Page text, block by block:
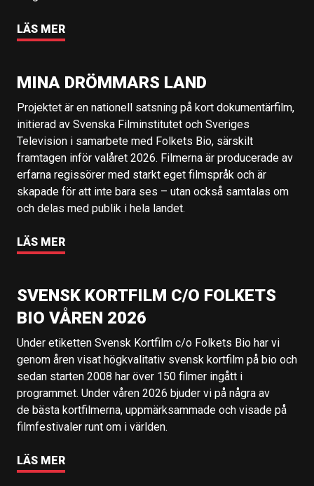
LÄS MER
MINA DRÖMMARS LAND
Projektet är en nationell satsning på kort dokumentärfilm,
initierad av Svenska Filminstitutet och Sveriges
Television i samarbete med Folkets Bio, särskilt
framtagen inför valåret 2026. Filmerna är producerade av
erfarna regissörer med starkt eget filmspråk och är
skapade för att inte bara ses – utan också samtalas om
och delas med publik i hela landet.
LÄS MER
SVENSK KORTFILM C/O FOLKETS
BIO VÅREN 2026
Under etiketten Svensk Kortfilm c/o Folkets Bio har vi
genom åren visat högkvalitativ svensk kortfilm på bio och
sedan starten 2008 har över 150 filmer ingått i
programmet. Under våren 2026 bjuder vi på några av
de bästa kortfilmerna, uppmärksammade och visade på
filmfestivaler runt om i världen.
LÄS MER